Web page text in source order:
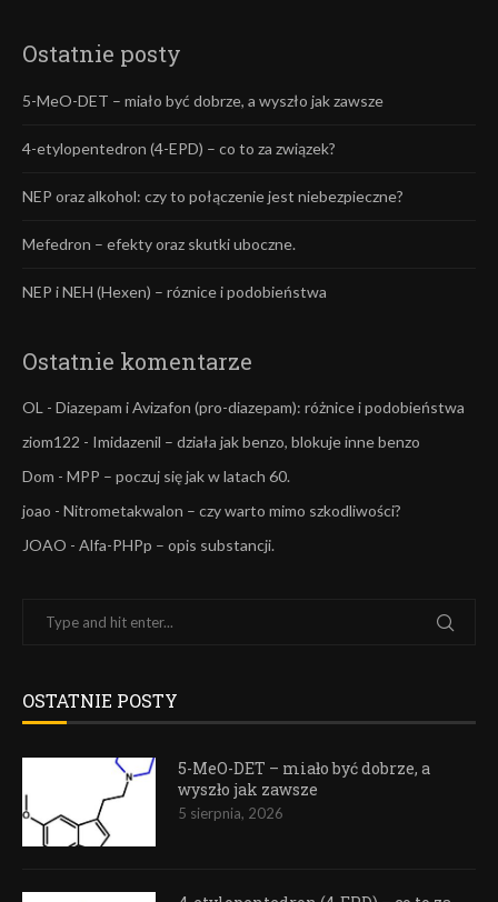
Ostatnie posty
5-MeO-DET – miało być dobrze, a wyszło jak zawsze
4-etylopentedron (4-EPD) – co to za związek?
NEP oraz alkohol: czy to połączenie jest niebezpieczne?
Mefedron – efekty oraz skutki uboczne.
NEP i NEH (Hexen) – róznice i podobieństwa
Ostatnie komentarze
OL - Diazepam i Avizafon (pro-diazepam): różnice i podobieństwa
ziom122 - Imidazenil – działa jak benzo, blokuje inne benzo
Dom - MPP – poczuj się jak w latach 60.
joao - Nitrometakwalon – czy warto mimo szkodliwości?
JOAO - Alfa-PHPp – opis substancji.
OSTATNIE POSTY
5-MeO-DET – miało być dobrze, a
wyszło jak zawsze
5 sierpnia, 2026